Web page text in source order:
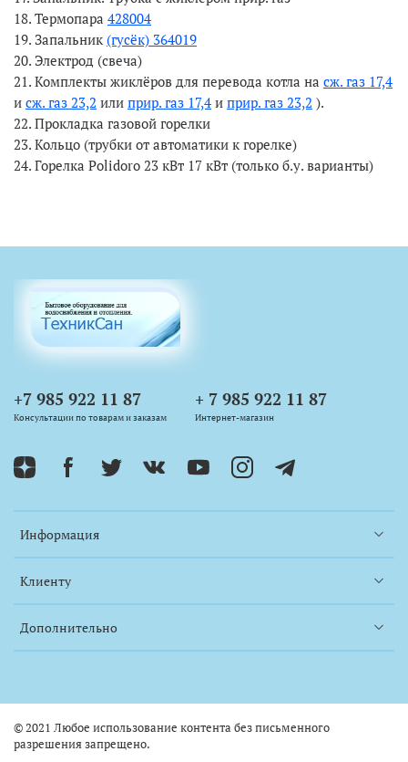
18. Термопара 428004
19. Запальник (гусёк) 364019
20. Электрод (свеча)
21. Комплекты жиклёров для перевода котла на сж. газ 17,4
и сж. газ 23,2 или прир. газ 17,4 и прир. газ 23,2 ).
22. Прокладка газовой горелки
23. Кольцо (трубки от автоматики к горелке)
24. Горелка Polidoro 23 кВт 17 кВт (только б.у. варианты)
Информация
Клиенту
Дополнительно
+7 985 922 11 87
Консультации по товарам и заказам
+ 7 985 922 11 87
Интернет-магазин
© 2021 Любое использование контента без письменного
разрешения запрещено.